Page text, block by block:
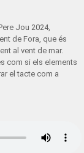
Jou 2024,
de Fora, que és
al vent de mar.
com si els elements
el tacte com a